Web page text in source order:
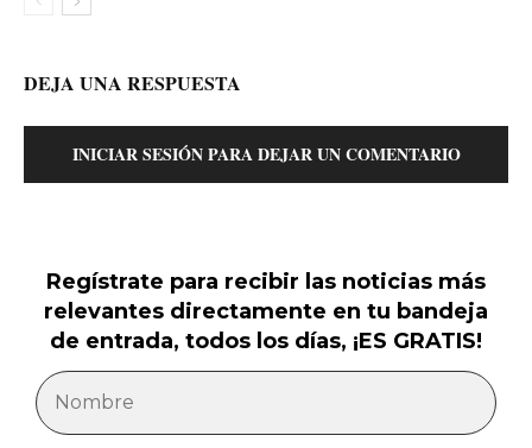
DEJA UNA RESPUESTA
INICIAR SESIÓN PARA DEJAR UN COMENTARIO
Regístrate para recibir las noticias más
relevantes directamente en tu bandeja
de entrada, todos los días, ¡ES GRATIS!